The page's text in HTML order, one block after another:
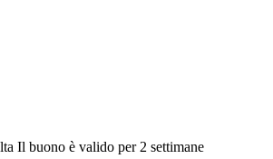
Il buono è valido per 2 settimane